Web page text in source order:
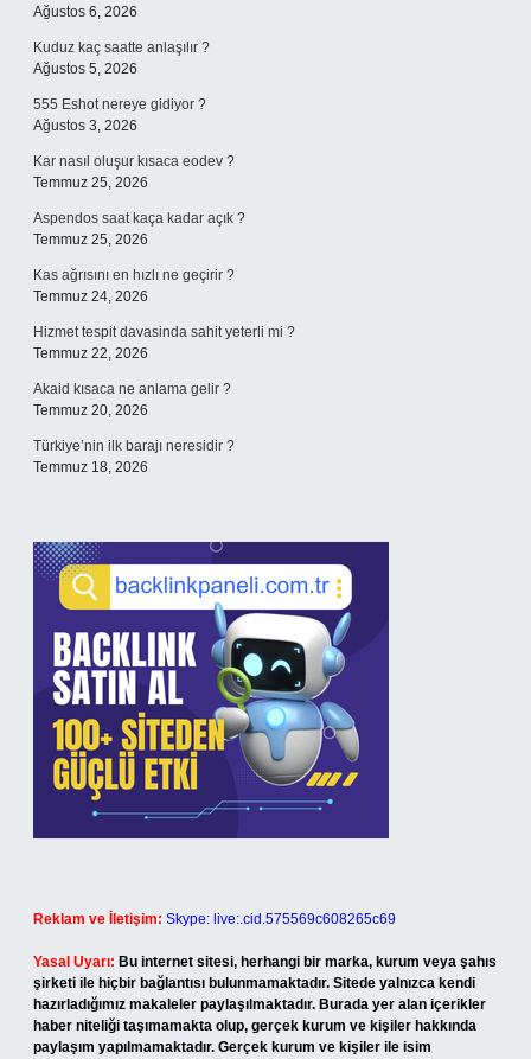
Ağustos 6, 2026
Kuduz kaç saatte anlaşılır ?
Ağustos 5, 2026
555 Eshot nereye gidiyor ?
Ağustos 3, 2026
Kar nasıl oluşur kısaca eodev ?
Temmuz 25, 2026
Aspendos saat kaça kadar açık ?
Temmuz 25, 2026
Kas ağrısını en hızlı ne geçirir ?
Temmuz 24, 2026
Hizmet tespit davasinda sahit yeterli mi ?
Temmuz 22, 2026
Akaid kısaca ne anlama gelir ?
Temmuz 20, 2026
Türkiye’nin ilk barajı neresidir ?
Temmuz 18, 2026
Reklam ve İletişim: Skype: live:.cid.575569c608265c69
Yasal Uyarı: Bu internet sitesi, herhangi bir marka, kurum veya şahıs
şirketi ile hiçbir bağlantısı bulunmamaktadır. Sitede yalnızca kendi
hazırladığımız makaleler paylaşılmaktadır. Burada yer alan içerikler
haber niteliği taşımamakta olup, gerçek kurum ve kişiler hakkında
paylaşım yapılmamaktadır. Gerçek kurum ve kişiler ile isim